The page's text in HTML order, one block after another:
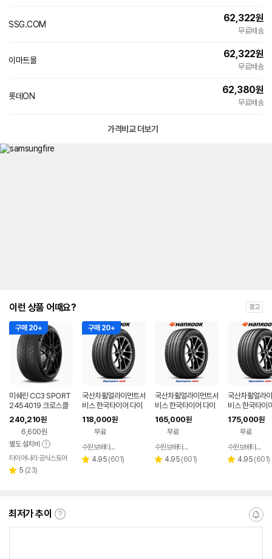
SSG.COM
62,322원
무료배송
이마트몰
62,322원
무료배송
롯데ON
62,380원
무료배송
가격비교 더보기
이런 상품 어때요? 광고
구매 20+
미쉐린 CC3 SPORT
2454019 크로스클
라이밋3 스포츠 245
40 R19
240,210원
6,600원
별도 설치비
타이어나라 공식스토어
별 5 리
(23)
구매 20+
국산차휠얼라이먼트서
비스 한국타이어 다이
나프로 HPX 235551
9 235 55 19, 1개
118,000원
무료
페이
수원보배타이어
별 4.95 리
(601)
국산차휠얼라이먼트서
비스 한국타이어 다이
나프로 HPX 25545
20 255 45 20, 1개
165,000원
무료
페이
수원보배타이어
별 4.95 리
(601)
국산차휠얼라
비스 한국타이
나프로 HPX
20 245 45
175,000원
무료
수원보배타이어
별 4.95 리
(601)
최저가 추이
최
알